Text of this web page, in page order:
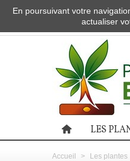
En poursuivant votre
actualiser
LES
Accueil > Les plantes